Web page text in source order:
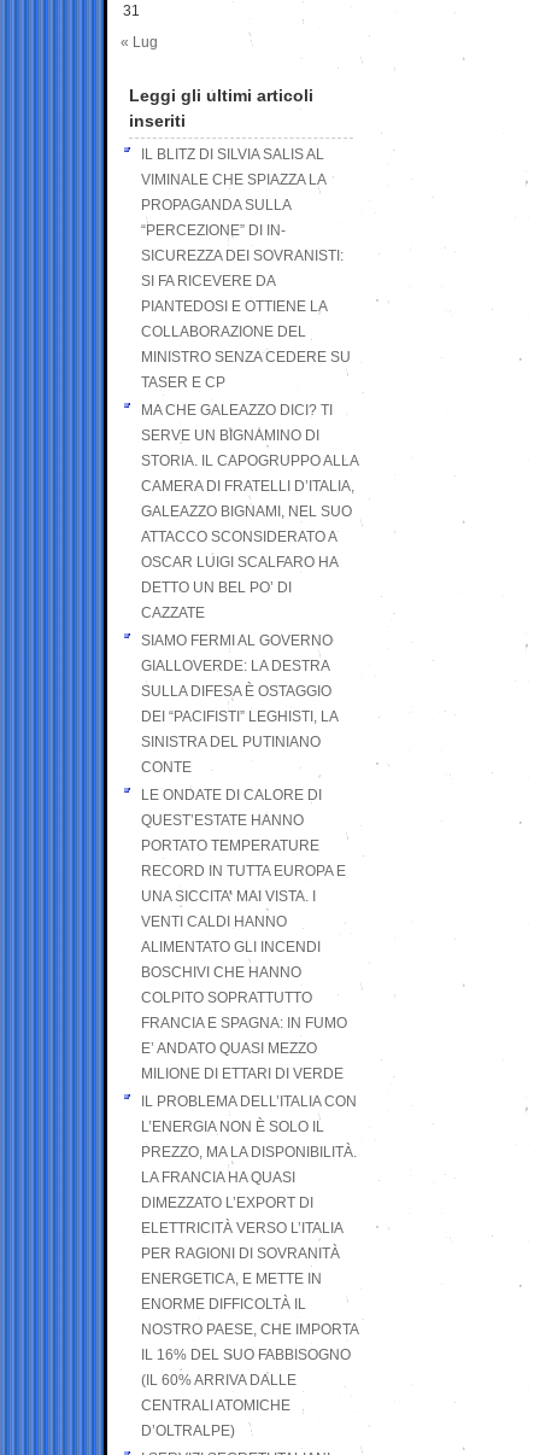
31
« Lug
Leggi gli ultimi articoli
inseriti
IL BLITZ DI SILVIA SALIS AL
VIMINALE CHE SPIAZZA LA
PROPAGANDA SULLA
“PERCEZIONE” DI IN-
SICUREZZA DEI SOVRANISTI:
SI FA RICEVERE DA
PIANTEDOSI E OTTIENE LA
COLLABORAZIONE DEL
MINISTRO SENZA CEDERE SU
TASER E CP
MA CHE GALEAZZO DICI? TI
SERVE UN BIGNAMINO DI
STORIA. IL CAPOGRUPPO ALLA
CAMERA DI FRATELLI D’ITALIA,
GALEAZZO BIGNAMI, NEL SUO
ATTACCO SCONSIDERATO A
OSCAR LUIGI SCALFARO HA
DETTO UN BEL PO’ DI
CAZZATE
SIAMO FERMI AL GOVERNO
GIALLOVERDE: LA DESTRA
SULLA DIFESA È OSTAGGIO
DEI “PACIFISTI” LEGHISTI, LA
SINISTRA DEL PUTINIANO
CONTE
LE ONDATE DI CALORE DI
QUEST’ESTATE HANNO
PORTATO TEMPERATURE
RECORD IN TUTTA EUROPA E
UNA SICCITA’ MAI VISTA. I
VENTI CALDI HANNO
ALIMENTATO GLI INCENDI
BOSCHIVI CHE HANNO
COLPITO SOPRATTUTTO
FRANCIA E SPAGNA: IN FUMO
E’ ANDATO QUASI MEZZO
MILIONE DI ETTARI DI VERDE
IL PROBLEMA DELL’ITALIA CON
L’ENERGIA NON È SOLO IL
PREZZO, MA LA DISPONIBILITÀ.
LA FRANCIA HA QUASI
DIMEZZATO L’EXPORT DI
ELETTRICITÀ VERSO L’ITALIA
PER RAGIONI DI SOVRANITÀ
ENERGETICA, E METTE IN
ENORME DIFFICOLTÀ IL
NOSTRO PAESE, CHE IMPORTA
IL 16% DEL SUO FABBISOGNO
(IL 60% ARRIVA DALLE
CENTRALI ATOMICHE
D’OLTRALPE)